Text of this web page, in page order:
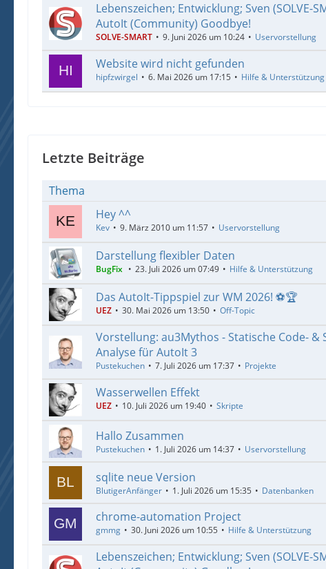
Lebenszeichen; Entwicklung; Sven (SOLVE-
AutoIt (Community) Goodbye!
SOLVE-SMART 9. Juni 2026 um 10:24 Uservorstellung
Website wird nicht gefunden
hipfzwirgel 6. Mai 2026 um 17:15 Hilfe & Unterstützung
Letzte Beiträge
Thema
Hey ^^
Kev 9. März 2010 um 11:57 Uservorstellung
Darstellung flexibler Daten
BugFix 23. Juli 2026 um 07:49 Hilfe & Unterstützung
Das AutoIt-Tippspiel zur WM 2026! ⚽🏆
UEZ 30. Mai 2026 um 13:50 Off-Topic
Vorstellung: au3Mythos - Statische Code- &
Analyse für AutoIt 3
Pustekuchen 7. Juli 2026 um 17:37 Projekte
Wasserwellen Effekt
UEZ 10. Juli 2026 um 19:40 Skripte
Hallo Zusammen
Pustekuchen 1. Juli 2026 um 14:37 Uservorstellung
sqlite neue Version
BlutigerAnfänger 1. Juli 2026 um 15:35 Datenbanken
chrome-automation Project
gmmg 30. Juni 2026 um 10:55 Hilfe & Unterstützung
Lebenszeichen; Entwicklung; Sven (SOLVE-